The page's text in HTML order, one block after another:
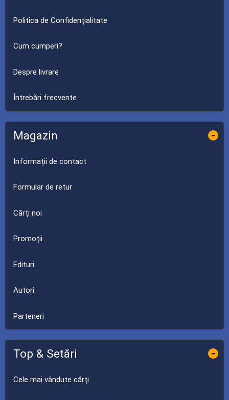
Politica de Confidențialitate
Cum cumperi?
Despre livrare
Întrebări frecvente
Magazin -
Informații de contact
Formular de retur
Cărți noi
Promoții
Edituri
Autori
Parteneri
Top & Setări -
Cele mai vândute cărți